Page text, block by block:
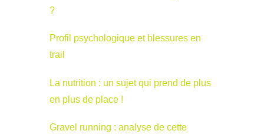
?
Profil psychologique et blessures en
trail
La nutrition : un sujet qui prend de plus
en plus de place !
Gravel running : analyse de cette